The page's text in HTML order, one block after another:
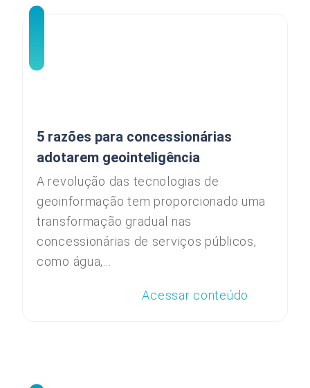
5 razões para concessionárias
adotarem geointeligência
A revolução das tecnologias de
geoinformação tem proporcionado uma
transformação gradual nas
concessionárias de serviços públicos,
como água,...
Acessar conteúdo